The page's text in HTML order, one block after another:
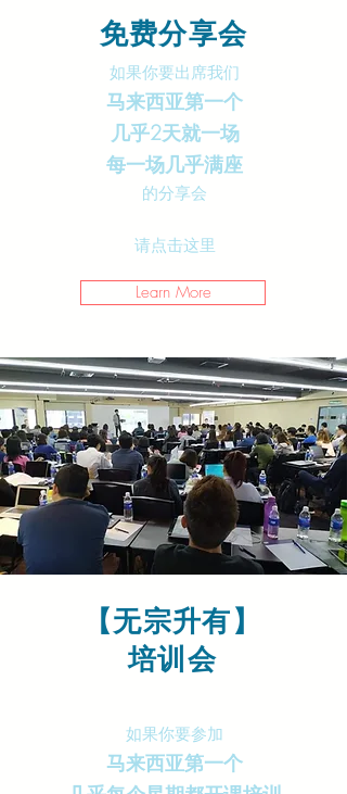
免费分享会
如果你要出席我们
马来西亚第一个
几乎2天就一场
每一场几乎满座
的分享会
请点击这里
Learn More
【无宗升有】
​培训会
如果你要参加
马来西亚第一个